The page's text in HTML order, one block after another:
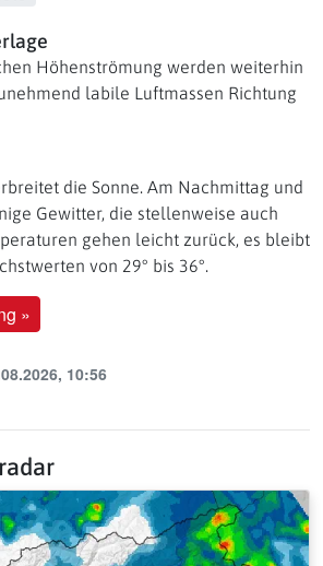
Höhenströmung werden weiterhin
labile Luftmassen Richtung
die Sonne. Am Nachmittag und
Gewitter, die stellenweise auch
gehen leicht zurück, es bleibt
von 29° bis 36°.
»
10:56